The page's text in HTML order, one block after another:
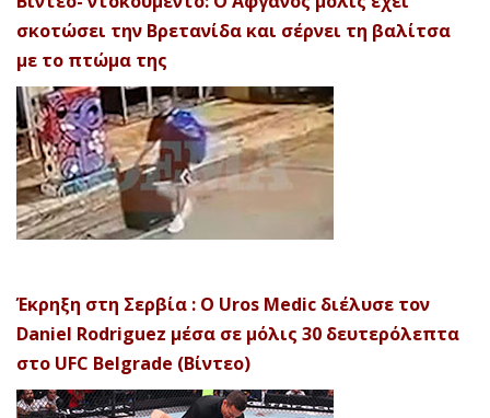
σκοτώσει την Βρετανίδα και σέρνει τη βαλίτσα
με το πτώμα της
Έκρηξη στη Σερβία : Ο Uros Medic διέλυσε τον
Daniel Rodriguez μέσα σε μόλις 30 δευτερόλεπτα
στο UFC Belgrade (Βίντεο)